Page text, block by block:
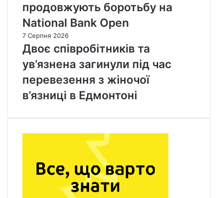
С
Ш
А
р
о
с
я
н
у
ч
н
я
у
в
и
и
продовжують боротьбу на
National Bank Open
7 Серпня 2026
Двоє співробітників та
ув’язнена загинули під час
перевезення з жіночої
в’язниці в Едмонтоні